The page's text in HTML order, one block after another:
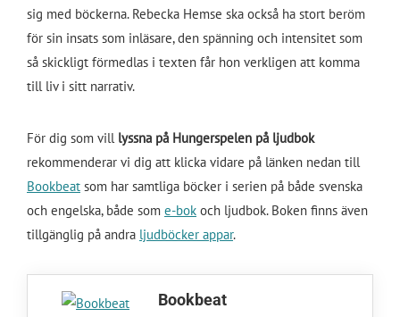
sig med böckerna. Rebecka Hemse ska också ha stort beröm
för sin insats som inläsare, den spänning och intensitet som
så skickligt förmedlas i texten får hon verkligen att komma
till liv i sitt narrativ.
För dig som vill lyssna på Hungerspelen på ljudbok
rekommenderar vi dig att klicka vidare på länken nedan till
Bookbeat som har samtliga böcker i serien på både svenska
och engelska, både som e-bok och ljudbok. Boken finns även
tillgänglig på andra ljudböcker appar.
Bookbeat